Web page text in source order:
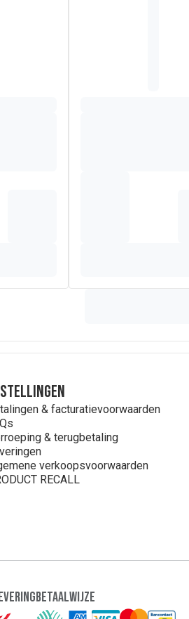
& facturatievoorwaarden
& terugbetaling
verkoopsvoorwaarden
RECALL
Betaalwijze